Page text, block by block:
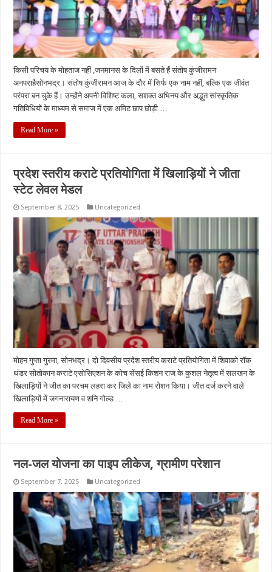
किसी परिचय के मोहताज नहीं ,जनमानस के दिलों में बसते हैं संतोष कुंजीरामन
अनपराहैसोनभद्र। संतोष कुंजीरामन आज के दौर में सिर्फ एक नाम नहीं, बल्कि एक जीवंत
परंपरा बन चुके हैं। उन्होंने अपनी विशिष्ट कला, सशक्त अभिनय और अद्भुत सांस्कृतिक
गतिविधियों के माध्यम से समाज में एक अमिट छाप छोड़ी …
Read More »
प्रदेश स्तरीय कराटे प्रतियोगिता में खिलाड़ियों ने जीता
स्टेट लेवल मेडल
September 8, 2025 Uncategorized
मोहन गुप्ता गुरमा, सोनभद्र। दो दिवसीय प्रदेश स्तरीय कराटे प्रतियोगिता में शिवाको रॉक
थंडर सोतोकान कराटे एसोसिएशन के कोच सेंसई किशन राज के कुशल नेतृत्व में सलखन के
खिलाड़ियों ने जीत का परचम लहरा कर जिले का नाम रोशन किया। जीत दर्ज करने वाले
खिलाड़ियों में जगनारायण व शनि गोल्ड …
Read More »
नल-जल योजना का पाइप लीकेज, ग्रामीण परेशान
September 7, 2025 Uncategorized